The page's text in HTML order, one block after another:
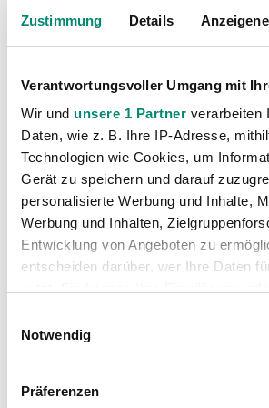
Zustimmung Details
Verantwortungsvoller Umgang mit
Wir und unsere 1 Partner verarbeiten
Daten, wie z. B. Ihre IP-Adresse,
Technologien wie Cookies, um
Gerät zu speichern und darauf
personalisierte Werbung und Inhalte,
Werbung und Inhalten,
Entwicklung von Angeboten zu
entscheiden darüber, wer Ihre Daten
Trigger Symbol ändern oder widerrufen
Erfahren Sie mehr darüber, wie Ihre
verarbeitet werden, und legen Sie Ihre
Notwendig
Präferenzen
Kategorien
Akademie
Allgemeine News
Damen
Nachwuchs
Ticketing